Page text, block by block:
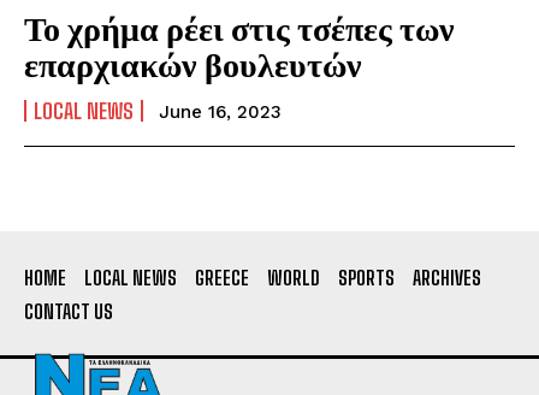
Το χρήμα ρέει στις τσέπες των
επαρχιακών βουλευτών
LOCAL NEWS June 16, 2023
HOME LOCAL NEWS GREECE WORLD SPORTS
ARCHIVES
CONTACT US